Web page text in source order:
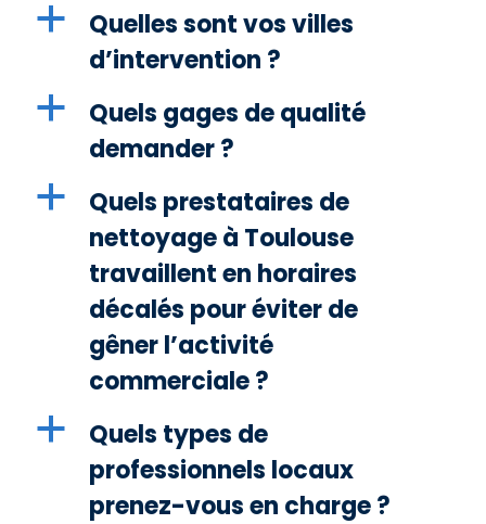
a
Quelles sont vos villes
d’intervention ?
a
Quels gages de qualité
demander ?
a
Quels prestataires de
nettoyage à Toulouse
travaillent en horaires
décalés pour éviter de
gêner l’activité
commerciale ?
a
Quels types de
professionnels locaux
prenez-vous en charge ?